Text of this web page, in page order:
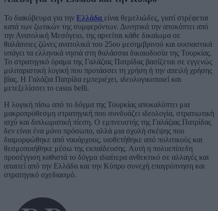
Το διακύβευμα για την Ελλάδα είναι θεμελιώδες, γιατί στρέφεται
κατά των ζωτικών της συμφερόντων. Δυνητικά την αποκόπτει από
την Ανατολική Μεσόγειο, της αρνείται κάθε δικαίωμα σε
θαλάσσιες ζώνες ανατολικά του 25ου μεσημβρινού και ουσιαστικά
υπάγει τα ελληνικά νησιά στη θαλάσσια δικαιοδοσία της Τουρκίας.
Το στρατηγικό όραμα της Γαλάζιας Πατρίδας βασίζεται σε εγγενώς
μιλιταριστική λογική που προτάσσει τη χρήση ή την απειλή χρήσης
βίας. Η Γαλάζια Πατρίδα εμπεριέχει, ιδεολογικοποιεί και
μετεξελίσσει το casus belli.
Η λογική πίσω από το δόγμα της Τουρκίας αποκαλύπτει μια
μακροπρόθεσμη στρατηγική που συνδυάζει ιδεολογία, στρατιωτική
ισχύ και διπλωματική πίεση. Ο εμπνευστής της Γαλάζιας Πατρίδας
δεν είναι ένα μόνο πρόσωπο, αλλά μια σχολή σκέψης που
διαμορφώθηκε από ναυάρχους, υιοθετήθηκε από πολιτικούς και
θεσμοποιήθηκε μέσω της εκπαίδευσης. Αυτή η πολυεπίπεδη
προσέγγιση καθιστά το δόγμα ιδιαίτερα ανθεκτικό σε αλλαγές και
απαιτεί από την Ελλάδα και την Κύπρο συνεχή επαγρύπνηση και
στρατηγικό σχεδιασμό.